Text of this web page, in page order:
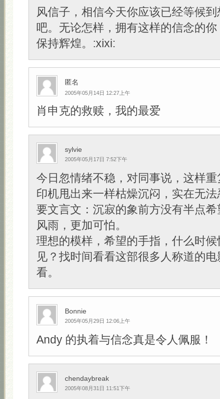
风信子，相信今天你应该已经等候
吧。无论怎样，拥有这样的信念的
保持辉煌。:xixi:
匿名
2005年05月14日 12:27上午
肖申克的救赎，我的最爱
sylvie
2005年05月17日 7:52下午
今日忽情绪不稳，对同事说，这样
印机甩出来一样枯燥沉闷，实在无
要文言文：沉寂的象前方没有半点
风雨，更加可怕。
理想的模样，希望的手指，什么时
见？找时间看看这部很多人称道的
看。
Bonnie
2005年05月29日 12:06上午
Andy 的执着与信念真是令人佩服！
chendaybreak
2005年08月31日 11:51下午